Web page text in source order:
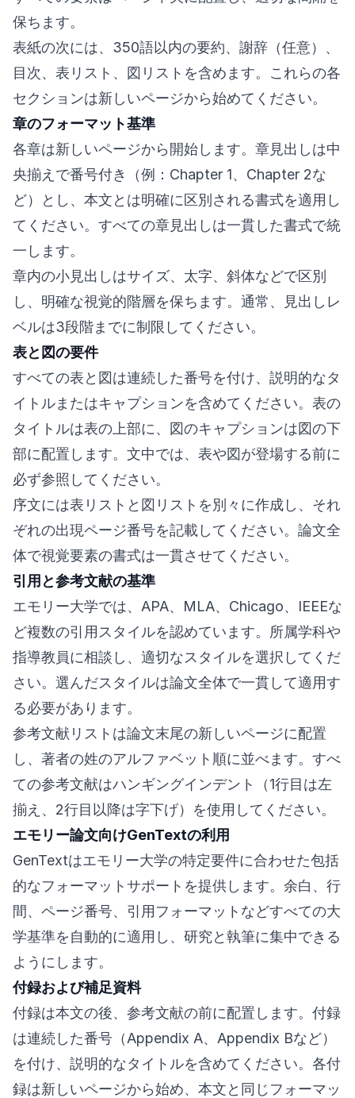
保ちます。
表紙の次には、350語以内の要約、謝辞（任意）、
目次、表リスト、図リストを含めます。これらの各
セクションは新しいページから始めてください。
章のフォーマット基準
各章は新しいページから開始します。章見出しは中
央揃えで番号付き（例：Chapter 1、Chapter 2な
ど）とし、本文とは明確に区別される書式を適用し
てください。すべての章見出しは一貫した書式で統
一します。
章内の小見出しはサイズ、太字、斜体などで区別
し、明確な視覚的階層を保ちます。通常、見出しレ
ベルは3段階までに制限してください。
表と図の要件
すべての表と図は連続した番号を付け、説明的なタ
イトルまたはキャプションを含めてください。表の
タイトルは表の上部に、図のキャプションは図の下
部に配置します。文中では、表や図が登場する前に
必ず参照してください。
序文には表リストと図リストを別々に作成し、それ
ぞれの出現ページ番号を記載してください。論文全
体で視覚要素の書式は一貫させてください。
引用と参考文献の基準
エモリー大学では、APA、MLA、Chicago、IEEEな
ど複数の引用スタイルを認めています。所属学科や
指導教員に相談し、適切なスタイルを選択してくだ
さい。選んだスタイルは論文全体で一貫して適用す
る必要があります。
参考文献リストは論文末尾の新しいページに配置
し、著者の姓のアルファベット順に並べます。すべ
ての参考文献はハンギングインデント（1行目は左
揃え、2行目以降は字下げ）を使用してください。
エモリー論文向けGenTextの利用
GenTextはエモリー大学の特定要件に合わせた包括
的なフォーマットサポートを提供します。余白、行
間、ページ番号、引用フォーマットなどすべての大
学基準を自動的に適用し、研究と執筆に集中できる
ようにします。
付録および補足資料
付録は本文の後、参考文献の前に配置します。付録
は連続した番号（Appendix A、Appendix Bなど）
を付け、説明的なタイトルを含めてください。各付
録は新しいページから始め、本文と同じフォーマッ